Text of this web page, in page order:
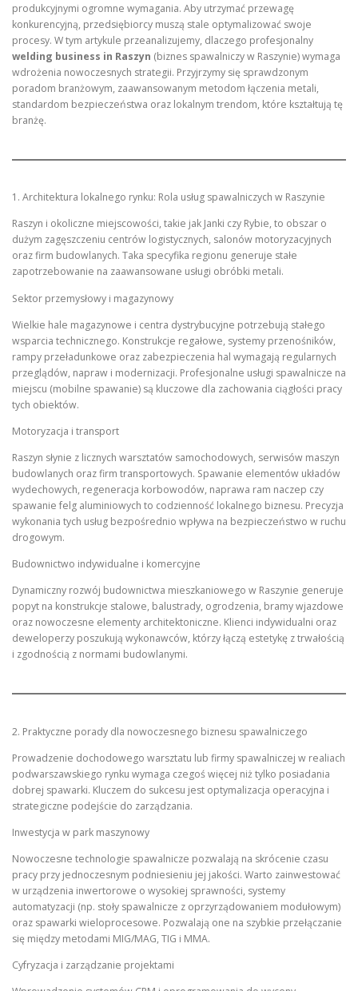
produkcyjnymi ogromne wymagania. Aby utrzymać przewagę
konkurencyjną, przedsiębiorcy muszą stale optymalizować swoje
procesy. W tym artykule przeanalizujemy, dlaczego profesjonalny
welding business in Raszyn (biznes spawalniczy w Raszynie) wymaga
wdrożenia nowoczesnych strategii. Przyjrzymy się sprawdzonym
poradom branżowym, zaawansowanym metodom łączenia metali,
standardom bezpieczeństwa oraz lokalnym trendom, które kształtują tę
branżę.
1. Architektura lokalnego rynku: Rola usług spawalniczych w Raszynie
Raszyn i okoliczne miejscowości, takie jak Janki czy Rybie, to obszar o
dużym zagęszczeniu centrów logistycznych, salonów motoryzacyjnych
oraz firm budowlanych. Taka specyfika regionu generuje stałe
zapotrzebowanie na zaawansowane usługi obróbki metali.
Sektor przemysłowy i magazynowy
Wielkie hale magazynowe i centra dystrybucyjne potrzebują stałego
wsparcia technicznego. Konstrukcje regałowe, systemy przenośników,
rampy przeładunkowe oraz zabezpieczenia hal wymagają regularnych
przeglądów, napraw i modernizacji. Profesjonalne usługi spawalnicze na
miejscu (mobilne spawanie) są kluczowe dla zachowania ciągłości pracy
tych obiektów.
Motoryzacja i transport
Raszyn słynie z licznych warsztatów samochodowych, serwisów maszyn
budowlanych oraz firm transportowych. Spawanie elementów układów
wydechowych, regeneracja korbowodów, naprawa ram naczep czy
spawanie felg aluminiowych to codzienność lokalnego biznesu. Precyzja
wykonania tych usług bezpośrednio wpływa na bezpieczeństwo w ruchu
drogowym.
Budownictwo indywidualne i komercyjne
Dynamiczny rozwój budownictwa mieszkaniowego w Raszynie generuje
popyt na konstrukcje stalowe, balustrady, ogrodzenia, bramy wjazdowe
oraz nowoczesne elementy architektoniczne. Klienci indywidualni oraz
deweloperzy poszukują wykonawców, którzy łączą estetykę z trwałością
i zgodnością z normami budowlanymi.
2. Praktyczne porady dla nowoczesnego biznesu spawalniczego
Prowadzenie dochodowego warsztatu lub firmy spawalniczej w realiach
podwarszawskiego rynku wymaga czegoś więcej niż tylko posiadania
dobrej spawarki. Kluczem do sukcesu jest optymalizacja operacyjna i
strategiczne podejście do zarządzania.
Inwestycja w park maszynowy
Nowoczesne technologie spawalnicze pozwalają na skrócenie czasu
pracy przy jednoczesnym podniesieniu jej jakości. Warto zainwestować
w urządzenia inwertorowe o wysokiej sprawności, systemy
automatyzacji (np. stoły spawalnicze z oprzyrządowaniem modułowym)
oraz spawarki wieloprocesowe. Pozwalają one na szybkie przełączanie
się między metodami MIG/MAG, TIG i MMA.
Cyfryzacja i zarządzanie projektami